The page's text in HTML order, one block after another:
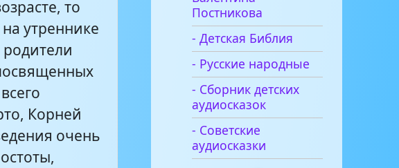
то
утреннике
Корней
очень
Постникова
- Детская Библия
- Русские народные
- Сборник детских
аудиосказок
- Советские
аудиосказки